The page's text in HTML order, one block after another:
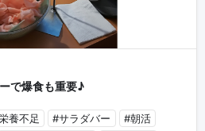
で爆食も重要♪
養不足 #サラダバー
#朝活